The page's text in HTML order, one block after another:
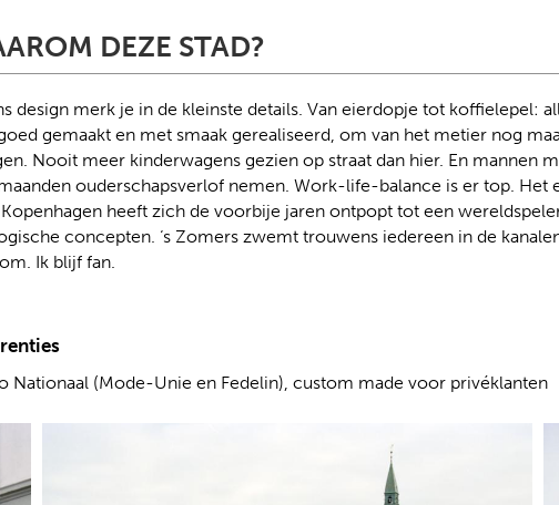
DEZE STAD?
design merk je in de kleinste details. Van eierdopje tot koffielepel:
gemaakt en met smaak gerealiseerd, om van het metier nog
Nooit meer kinderwagens gezien op straat dan hier. En mannen
ouderschapsverlof nemen. Work-life-balance is er top. Het
heeft zich de voorbije jaren ontpopt tot een
concepten. ‘s Zomers zwemt trouwens iedereen in de
Ik blijf fan.
Nationaal (Mode-Unie en Fedelin), custom made voor privéklanten